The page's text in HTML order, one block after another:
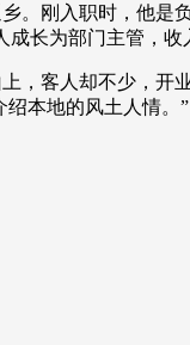
刚入职时，他是
长为部门主管，收
客人却不少，开
绍本地的风土人情。”